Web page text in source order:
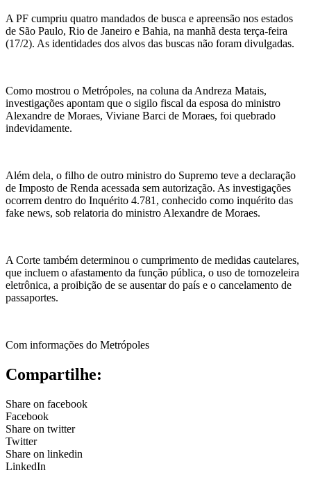
A PF cumpriu quatro mandados de busca e apreensão nos estados
de São Paulo, Rio de Janeiro e Bahia, na manhã desta terça-feira
(17/2). As identidades dos alvos das buscas não foram divulgadas.
Como mostrou o Metrópoles, na coluna da Andreza Matais,
investigações apontam que o sigilo fiscal da esposa do ministro
Alexandre de Moraes, Viviane Barci de Moraes, foi quebrado
indevidamente.
Além dela, o filho de outro ministro do Supremo teve a declaração
de Imposto de Renda acessada sem autorização. As investigações
ocorrem dentro do Inquérito 4.781, conhecido como inquérito das
fake news, sob relatoria do ministro Alexandre de Moraes.
A Corte também determinou o cumprimento de medidas cautelares,
que incluem o afastamento da função pública, o uso de tornozeleira
eletrônica, a proibição de se ausentar do país e o cancelamento de
passaportes.
Com informações do Metrópoles
Compartilhe:
Share on facebook
Facebook
Share on twitter
Twitter
Share on linkedin
LinkedIn